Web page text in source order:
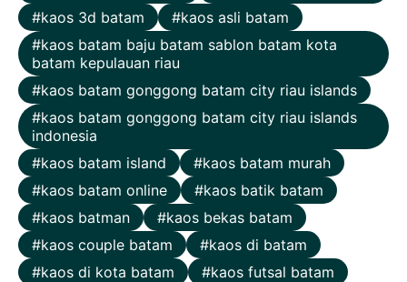
kaos 3d batam
kaos asli batam
kaos batam baju batam sablon batam kota
batam kepulauan riau
kaos batam gonggong batam city riau islands
kaos batam gonggong batam city riau islands
indonesia
kaos batam island
kaos batam murah
kaos batam online
kaos batik batam
kaos batman
kaos bekas batam
kaos couple batam
kaos di batam
kaos di kota batam
kaos futsal batam